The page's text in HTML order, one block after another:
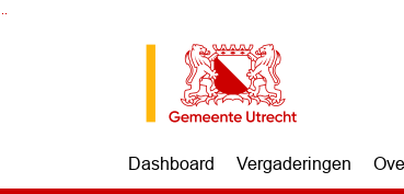
Dashboard Vergaderingen